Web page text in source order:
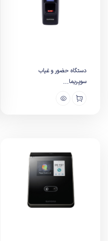
دستگاه حضور و غیاب
سوپریما...